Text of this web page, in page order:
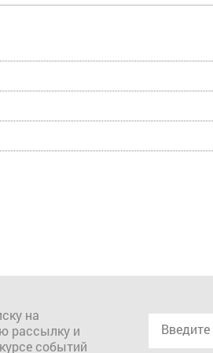
на
рассылку и
событий